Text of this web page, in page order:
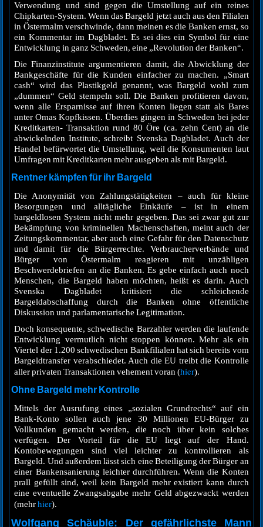
Verwendung und sind gegen die Umstellung auf ein reines
Chipkarten-System. Wenn das Bargeld jetzt auch aus den Filialen
in Östermalm verschwinde, dann meinen es die Banken ernst, so
ein Kommentar im Dagbladet. Es sei dies ein Symbol für eine
Entwicklung in ganz Schweden, eine „Revolution der Banken“.
Die Finanzinstitute argumentieren damit, die Abwicklung der
Bankgeschäfte für die Kunden einfacher zu machen. „Smart
cash“ wird das Plastikgeld genannt, was Bargeld wohl zum
„dummen“ Geld stempeln soll. Die Banken profitieren davon,
wenn alle Ersparnisse auf ihren Konten liegen statt als Bares
unter Omas Kopfkissen. Überdies gingen in Schweden bei jeder
Kreditkarten- Transaktion rund 80 Öre (ca. zehn Cent) an die
abwickelnden Institute, schreibt Svenska Dagbladet. Auch der
Handel befürwortet die Umstellung, weil die Konsumenten laut
Umfragen mit Kreditkarten mehr ausgeben als mit Bargeld.
Rentner kämpfen für ihr Bargeld
Die Anonymität von Zahlungstätigkeiten – auch für kleine
Besorgungen und alltägliche Einkäufe – ist in einem
bargeldlosen System nicht mehr gegeben. Das sei zwar gut zur
Bekämpfung von kriminellen Machenschaften, meint auch der
Zeitungskommentar, aber auch eine Gefahr für den Datenschutz
und damit für die Bürgerrechte. Verbraucherverbände und
Bürger von Östermalm reagieren mit unzähligen
Beschwerdebriefen an die Banken. Es gebe einfach auch noch
Menschen, die Bargeld haben möchten, heißt es darin. Auch
Svenska Dagbladet kritisiert die schleichende
Bargeldabschaffung durch die Banken ohne öffentliche
Diskussion und parlamentarische Legitimation.
Doch konsequente, schwedische Barzahler werden die laufende
Entwicklung vermutlich nicht stoppen können. Mehr als ein
Viertel der 1.200 schwedischen Bankfilialen hat sich bereits vom
Bargeldtransfer verabschiedet. Auch die EU treibt die Kontrolle
aller privaten Transaktionen vehement voran (hier).
Ohne Bargeld mehr Kontrolle
Mittels der Ausrufung eines „sozialen Grundrechts“ auf ein
Bank-Konto sollen auch jene 30 Millionen EU-Bürger zu
Vollkunden gemacht werden, die noch über kein solches
verfügen. Der Vorteil für die EU liegt auf der Hand.
Kontobewegungen sind viel leichter zu kontrollieren als
Bargeld. Und außerdem lässt sich eine Beteiligung der Bürger an
einer Bankensanierung leichter durchführen. Wenn die Konten
prall gefüllt sind, weil kein Bargeld mehr existiert kann durch
eine eventuelle Zwangsabgabe mehr Geld abgezwackt werden
(mehrhier).
Wolfgang Schäuble: Der gefährlichste Mann